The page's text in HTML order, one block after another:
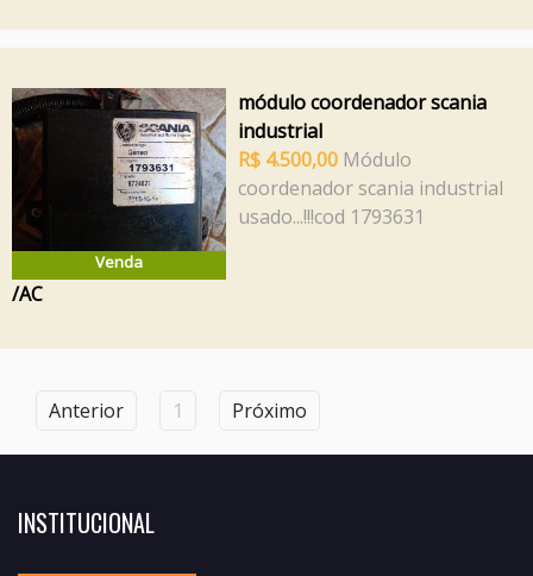
Venda
módulo coordenador scania
industrial
R$ 4.500,00 Módulo
coordenador scania industrial
usado...!!!cod 1793631
/AC
Anterior 1 Próximo
INSTITUCIONAL